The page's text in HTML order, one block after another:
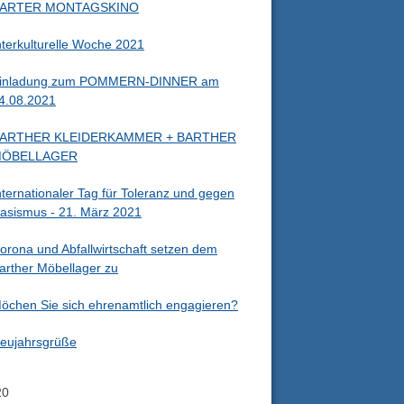
MONTAGSKINO
Woche 2021
zum POMMERN-DINNER am
KLEIDERKAMMER + BARTHER
Tag für Toleranz und gegen
- 21. März 2021
und Abfallwirtschaft setzen dem
Möbellager zu
Sie sich ehrenamtlich engagieren?